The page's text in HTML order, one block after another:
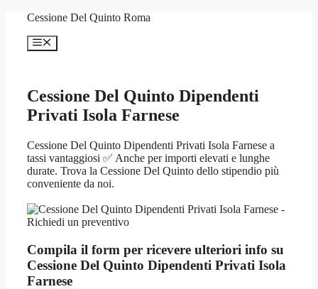
contenuto
Cessione Del Quinto Roma
Menu
Cessione Del Quinto Dipendenti
Privati Isola Farnese
Cessione Del Quinto Dipendenti Privati Isola Farnese a
tassi vantaggiosi ✅ Anche per importi elevati e lunghe
durate. Trova la Cessione Del Quinto dello stipendio più
conveniente da noi.
Compila il form per ricevere ulteriori info su
Cessione Del Quinto Dipendenti Privati Isola
Farnese